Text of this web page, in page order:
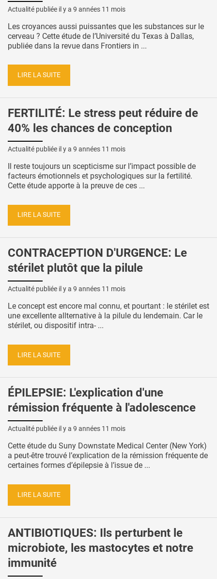
Actualité publiée il y a 9 années 11 mois
Les croyances aussi puissantes que les substances sur le
cerveau ? Cette étude de l’Université du Texas à Dallas,
publiée dans la revue dans Frontiers in ...
LIRE LA SUITE
FERTILITÉ: Le stress peut réduire de
40% les chances de conception
Actualité publiée il y a 9 années 11 mois
Il reste toujours un scepticisme sur l’impact possible de
facteurs émotionnels et psychologiques sur la fertilité.
Cette étude apporte à la preuve de ces ...
LIRE LA SUITE
CONTRACEPTION D'URGENCE: Le
stérilet plutôt que la pilule
Actualité publiée il y a 9 années 11 mois
Le concept est encore mal connu, et pourtant : le stérilet est
une excellente allternative à la pilule du lendemain. Car le
stérilet, ou dispositif intra- ...
LIRE LA SUITE
ÉPILEPSIE: L'explication d'une
rémission fréquente à l'adolescence
Actualité publiée il y a 9 années 11 mois
Cette étude du Suny Downstate Medical Center (New York)
a peut-être trouvé l’explication de la rémission fréquente de
certaines formes d’épilepsie à l’issue de ...
LIRE LA SUITE
ANTIBIOTIQUES: Ils perturbent le
microbiote, les mastocytes et notre
immunité